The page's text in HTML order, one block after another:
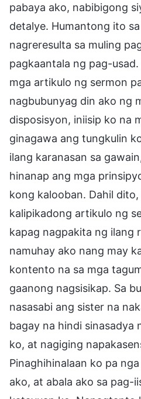
pabaya ako, nabibigong
detalye. Humantong ito
nagreresulta sa muling
pagkaantala ng pag-
mga artikulo ng sermon
nagbubunyag din ako ng
disposisyon, iniisip ko na
ginagawa ang tungkulin
ilang karanasan sa
hinanap ang mga
kong kalooban. Dahil
kalipikadong artikulo ng
kapag nagpakita ng ilang
namuhay ako nang may
kontento na sa mga
gaanong nagsisikap. Sa
nasasabi ang sister na
bagay na hindi sinasadya
ko, at nagiging
Pinaghihinalaan ko pa
ako, at abala ako sa pag-